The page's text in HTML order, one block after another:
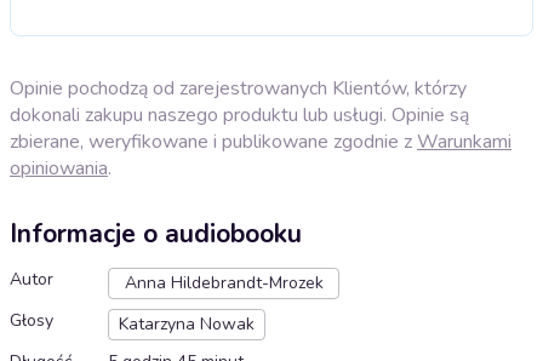
Opinie pochodzą od zarejestrowanych Klientów, którzy
dokonali zakupu naszego produktu lub usługi. Opinie są
zbierane, weryfikowane i publikowane zgodnie zWarunkami
opiniowania.
Informacje o audiobooku
Autor
Anna Hildebrandt-Mrozek
Głosy
Katarzyna Nowak